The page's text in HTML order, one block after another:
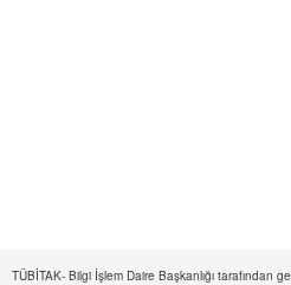
TÜBİTAK- Bilgi İşlem Daire Başkanlığı tarafından